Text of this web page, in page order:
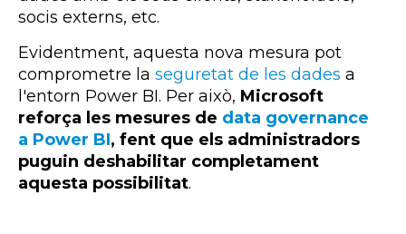
socis externs, etc.
Evidentment, aquesta nova mesura pot
comprometre la seguretat de les dades a
l'entorn Power BI. Per això, Microsoft
reforça les mesures de data governance
a Power BI, fent que els administradors
puguin deshabilitar completament
aquesta possibilitat.